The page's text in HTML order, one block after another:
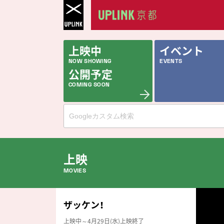
上映中
NOW SHOWING
公開予定
COMING SOON
イベント
EVENTS
上映
MOVIES
公開中の作品
ザッケン！
上映中～4月29日(水)上映終了